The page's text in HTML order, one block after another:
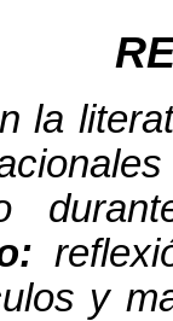
la
y